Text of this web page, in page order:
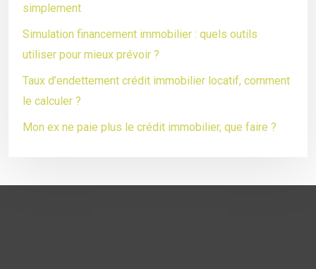
simplement
Simulation financement immobilier : quels outils
utiliser pour mieux prévoir ?
Taux d’endettement crédit immobilier locatif, comment
le calculer ?
Mon ex ne paie plus le crédit immobilier, que faire ?